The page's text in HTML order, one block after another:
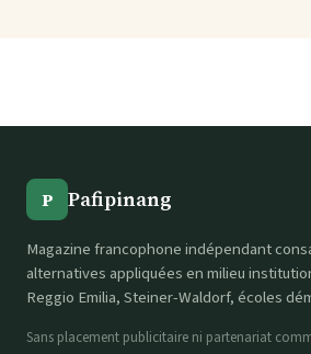
P Pafipinang
Magazine francophone indépendant
alternatives appliquées en milieu
Reggio Emilia, Steiner-Waldorf, écoles
Sans placement publicitaire ni partenariat